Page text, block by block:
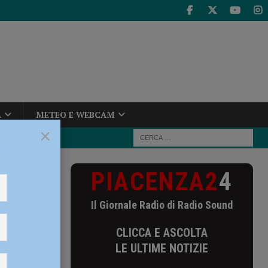
METEO E WEBCAM
PIACENZA24
Il Giornale Radio di Radio Sound
CLICCA E ASCOLTA
LE ULTIME NOTIZIE
×